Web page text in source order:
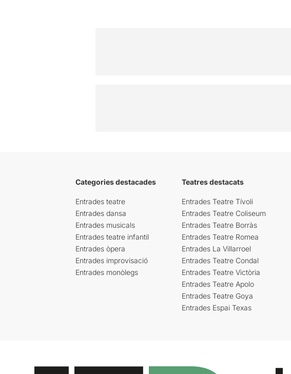
Categories destacades
Entrades teatre
Entrades dansa
Entrades musicals
Entrades teatre infantil
Entrades òpera
Entrades improvisació
Entrades monòlegs
Teatres destacats
Entrades Teatre Tívoli
Entrades Teatre Coliseum
Entrades Teatre Borràs
Entrades Teatre Romea
Entrades La Villarroel
Entrades Teatre Condal
Entrades Teatre Victòria
Entrades Teatre Apolo
Entrades Teatre Goya
Entrades Espai Texas